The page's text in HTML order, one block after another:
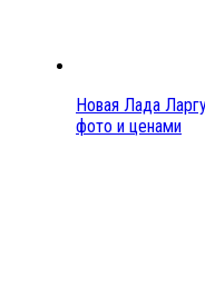
Новая Лада
фото и ценами